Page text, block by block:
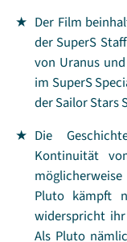
Der Film
der SuperS
von Uranus
im SuperS
der Sailor Stars
Die
Kontinuität
Pluto kämpft
widerspricht
Als Pluto